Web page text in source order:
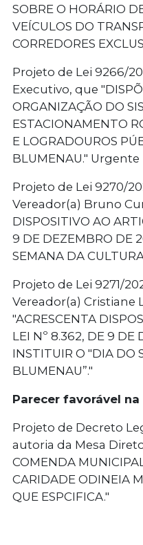
SOBRE O HORÁRIO
VEÍCULOS DO
CORREDORES
Projeto de Lei 9266/
Executivo, que
ORGANIZAÇÃO DO
ESTACIONAMENTO
E LOGRADOUROS
BLUMENAU." Urgente
Projeto de Lei 9270/
Vereador(a) Bruno
DISPOSITIVO AO
9 DE DEZEMBRO DE
SEMANA DA
Projeto de Lei 9271/
Vereador(a) Cristiane
"ACRESCENTA
LEI Nº 8.362, DE 9 DE
INSTITUIR O "DIA DO
BLUMENAU”."
Parecer favorável
Projeto de Decreto
autoria da Mesa
COMENDA
CARIDADE ODINEIA
QUE ESPCIFICA."